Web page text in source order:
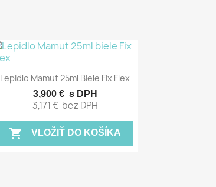
Rýchly náhľad
Lepidlo Mamut 25ml Biele Fix Flex
3,900 € s DPH
3,171 € bez DPH
shopping_cart VLOŽIŤ DO KOŠÍKA